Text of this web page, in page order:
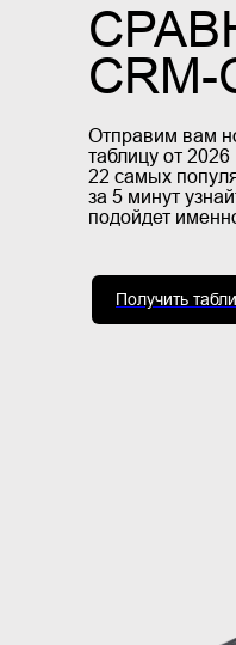
Отправим вам
таблицу от
22 самых
за 5 минут
подойдет
Получить